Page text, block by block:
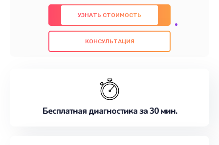
предлагаем быстрый и качественный ремонт с
использованием оригинальных компонентов, а
также гарантируем качество всех
проведенных работ. Наша цель - предоставить
наилучшим образом. Не медлите записаться на
УЗНАТЬ СТОИМОСТЬ
КОНСУЛЬТАЦИЯ
Бесплатная диагностика за 30 мин.